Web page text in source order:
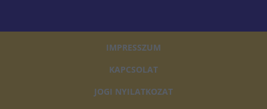
IMPRESSZUM
KAPCSOLAT
JOGI NYILATKOZAT